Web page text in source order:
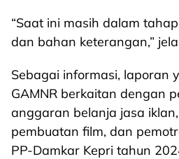
“Saat ini masih dalam
dan bahan keterangan,”
Sebagai informasi, laporan
GAMNR berkaitan dengan
anggaran belanja jasa
pembuatan film, dan
PP-Damkar Kepri tahun